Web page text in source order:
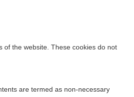
of the website. These cookies do not
are termed as non-necessary